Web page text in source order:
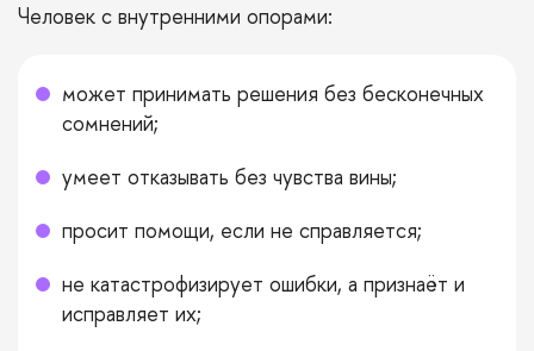
Человек с внутренними опорами:
может принимать решения без бесконечных
сомнений;
умеет отказывать без чувства вины;
просит помощи, если не справляется;
не катастрофизирует ошибки, а признаёт и
исправляет их;